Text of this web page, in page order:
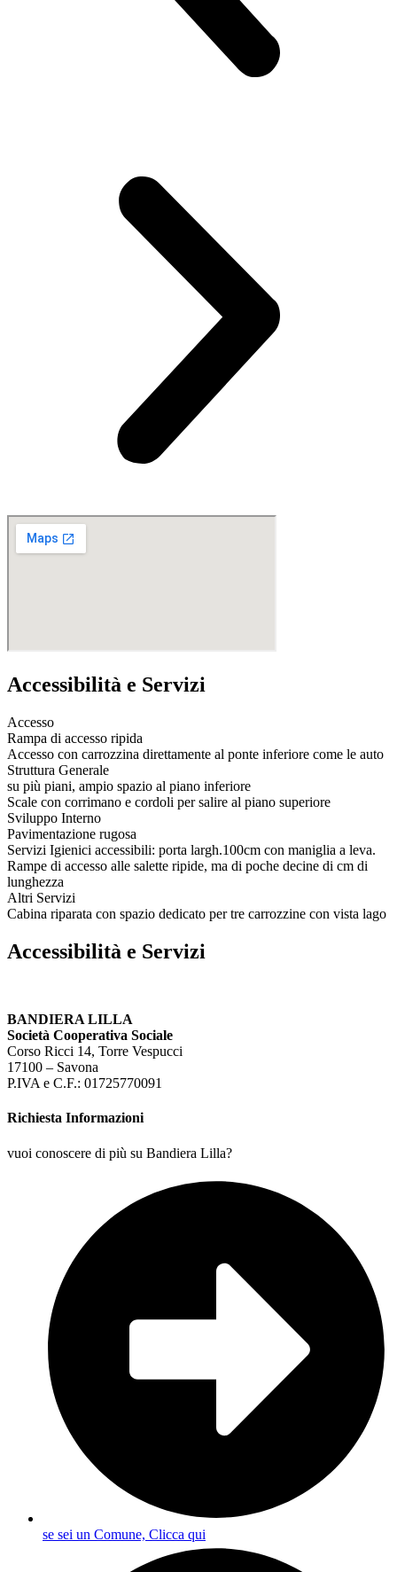
Accessibilità e Servizi
Accesso
Rampa di accesso ripida
Accesso con carrozzina direttamente al ponte inferiore come le auto
Struttura Generale
su più piani, ampio spazio al piano inferiore
Scale con corrimano e cordoli per salire al piano superiore
Sviluppo Interno
Pavimentazione rugosa
Servizi Igienici accessibili: porta largh.100cm con maniglia a leva.
Rampe di accesso alle salette ripide, ma di poche decine di cm di
lunghezza
Altri Servizi
Cabina riparata con spazio dedicato per tre carrozzine con vista lago
Accessibilità e Servizi
BANDIERA LILLA
Società Cooperativa Sociale
Corso Ricci 14, Torre Vespucci
17100 – Savona
P.IVA e C.F.: 01725770091
Richiesta Informazioni
vuoi conoscere di più su Bandiera Lilla?
se sei un Comune, Clicca qui